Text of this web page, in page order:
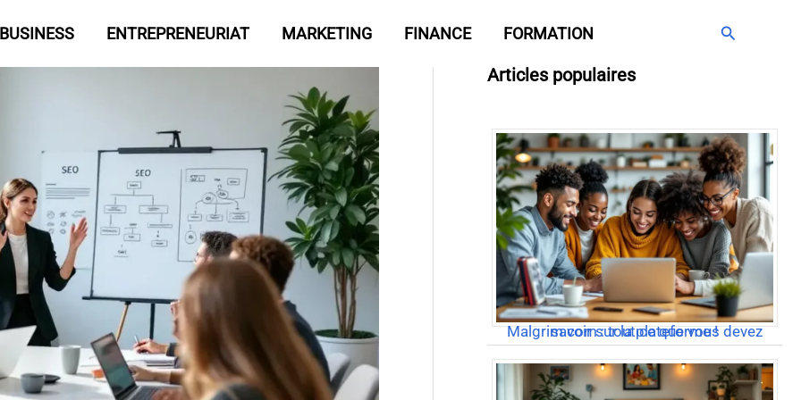
BUSINESS ENTREPRENEURIAT MARKETING FINANCE FORMATION Rechercher
Articles populaires
Malgrim com : tout ce que vous devez savoir sur la plateforme !